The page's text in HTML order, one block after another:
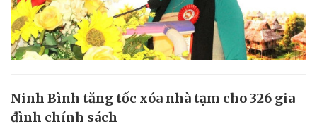
Ninh Bình tăng tốc xóa nhà tạm cho 326 gia
đình chính sách